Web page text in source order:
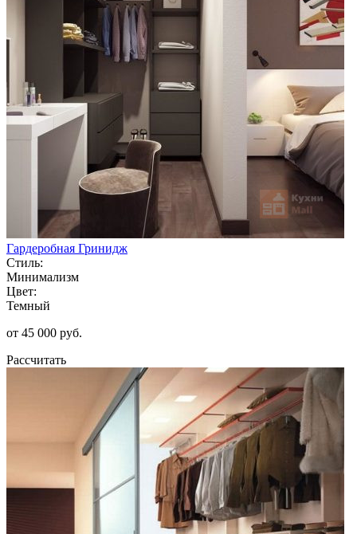
Гардеробная Гринидж
Стиль:
Минимализм
Цвет:
Темный
от 45 000 руб.
Рассчитать